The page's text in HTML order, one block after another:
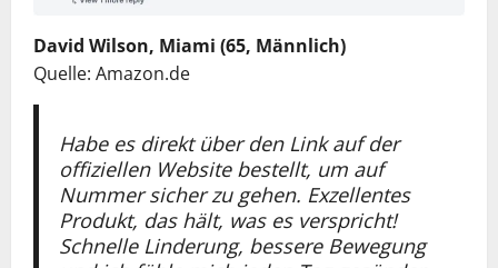
David Wilson, Miami (65, Männlich)
Quelle: Amazon.de
Habe es direkt über den Link auf der
offiziellen Website bestellt, um auf
Nummer sicher zu gehen. Exzellentes
Produkt, das hält, was es verspricht!
Schnelle Linderung, bessere Bewegung